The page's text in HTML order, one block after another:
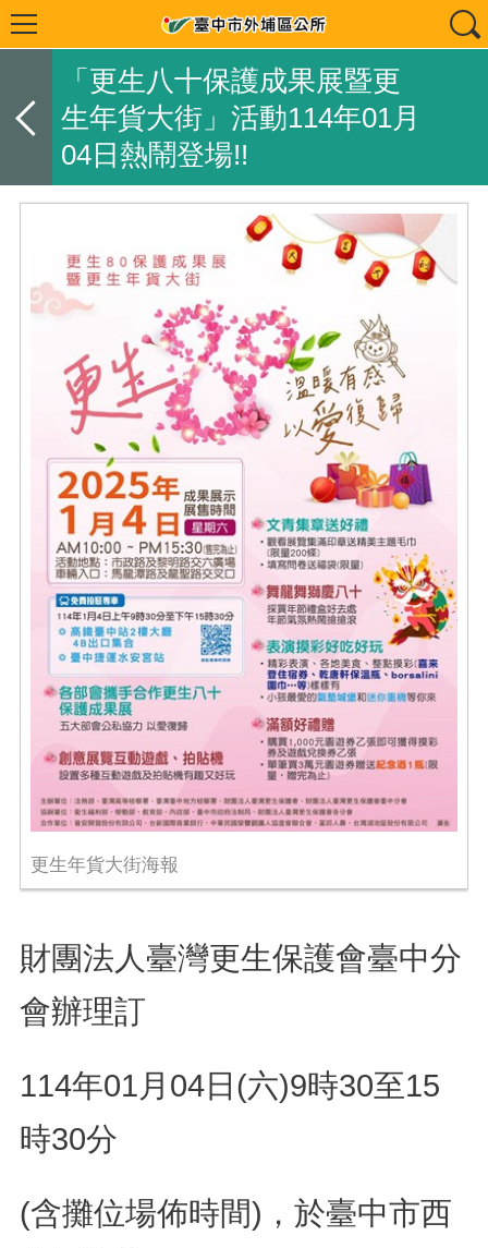
「更生八十保護成果展暨更
生年貨大街」活動114年01月
04日熱鬧登場!!
更生年貨大街海報
財團法人臺灣更生保護會臺中分
會辦理訂
114年01月04日(六)9時30至15
時30分
(含攤位場佈時間)，於臺中市西